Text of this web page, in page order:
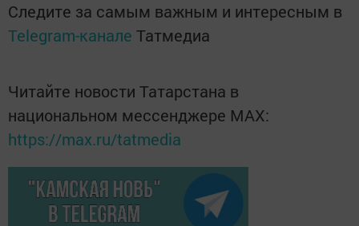
Следите за самым важным и интересным в
Telegram-канале Татмедиа
Читайте новости Татарстана в
национальном мессенджере MАХ:
https://max.ru/tatmedia